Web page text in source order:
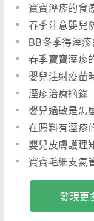
寶寶溼疹的食
春季注意嬰兒
BB冬季得溼
春季寶寶溼疹
嬰兒注射疫苗
溼疹治療摘錄
嬰兒過敏是怎
在照料有溼疹
嬰兒皮膚護理
寶寶毛細支氣
發現更